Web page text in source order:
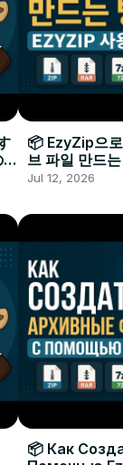
📦 EzyZip으
브 파일 만드
요
Jul 12, 2026
📦 Как